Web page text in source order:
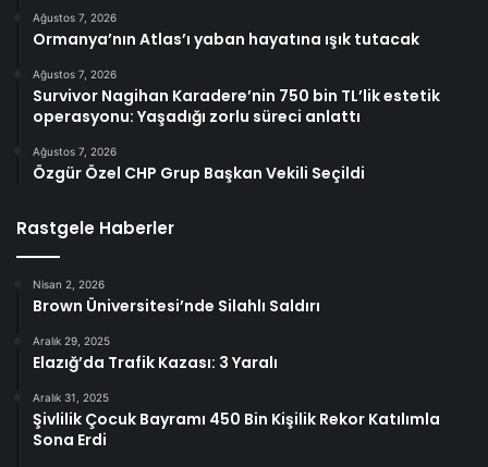
Ağustos 7, 2026
Ormanya’nın Atlas’ı yaban hayatına ışık tutacak
Ağustos 7, 2026
Survivor Nagihan Karadere’nin 750 bin TL’lik estetik
operasyonu: Yaşadığı zorlu süreci anlattı
Ağustos 7, 2026
Özgür Özel CHP Grup Başkan Vekili Seçildi
Rastgele Haberler
Nisan 2, 2026
Brown Üniversitesi’nde Silahlı Saldırı
Aralık 29, 2025
Elazığ’da Trafik Kazası: 3 Yaralı
Aralık 31, 2025
Şivlilik Çocuk Bayramı 450 Bin Kişilik Rekor Katılımla
Sona Erdi